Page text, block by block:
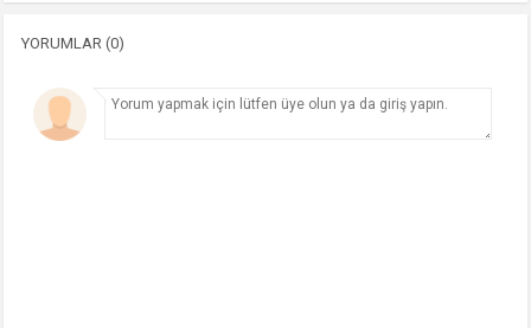
YORUMLAR (0)